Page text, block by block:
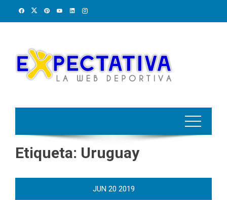
Etiqueta: Uruguay
JUN 20 2019